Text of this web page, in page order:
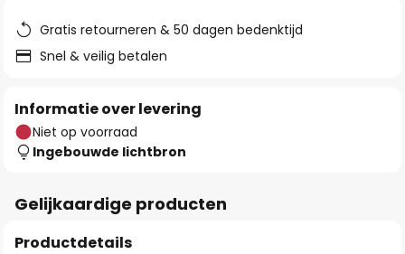
Gratis retourneren & 50 dagen bedenktijd
Snel & veilig betalen
Informatie over levering
Niet op voorraad
Ingebouwde lichtbron
Gelijkaardige producten
Productdetails